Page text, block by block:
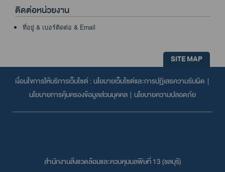
ติดต่อหน่วยงาน
ที่อยู่ & เบอร์ติดต่อ & Email
SITE MAP
เงื่อนไขการให้บริการเว็บไซต์ : นโยบายเว็บไซต์และการปฏิเสธความรับผิด |
นโยบายการคุ้มครองข้อมูลส่วนบุคคล | นโยบายความปลอดภัย
สำนักงานสิ่งแวดล้อมและควบคุมมลพิษที่ 13 (ชลบุรี)